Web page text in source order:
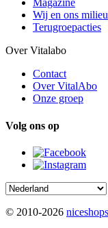
Magazine
Wij en ons milieu
Terugroepacties
Over Vitalabo
Contact
Over VitalAbo
Onze groep
Volg ons op
© 2010-2026